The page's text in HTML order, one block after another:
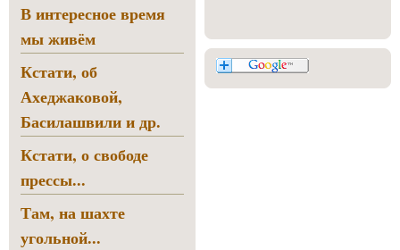
В интересное время
мы живём
Кстати, об
Ахеджаковой,
Басилашвили и др.
Кстати, о свободе
прессы...
Там, на шахте
угольной...